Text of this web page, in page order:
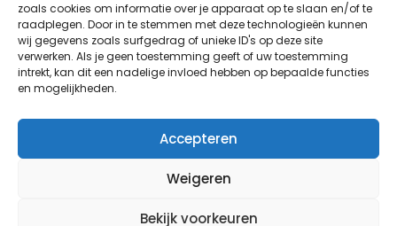
zoals cookies om informatie over je apparaat op te slaan en/of te
raadplegen. Door in te stemmen met deze technologieën kunnen
wij gegevens zoals surfgedrag of unieke ID's op deze site
verwerken. Als je geen toestemming geeft of uw toestemming
intrekt, kan dit een nadelige invloed hebben op bepaalde functies
en mogelijkheden.
Accepteren
Weigeren
Bekijk voorkeuren